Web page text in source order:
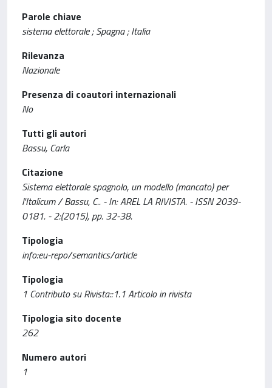
Parole chiave
sistema elettorale ; Spagna ; Italia
Rilevanza
Nazionale
Presenza di coautori internazionali
No
Tutti gli autori
Bassu, Carla
Citazione
Sistema elettorale spagnolo, un modello (mancato) per
l'Italicum / Bassu, C.. - In: AREL LA RIVISTA. - ISSN 2039-
0181. - 2:(2015), pp. 32-38.
Tipologia
info:eu-repo/semantics/article
Tipologia
1 Contributo su Rivista::1.1 Articolo in rivista
Tipologia sito docente
262
Numero autori
1